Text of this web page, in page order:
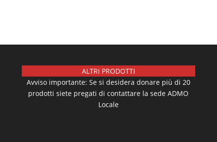
ALTRI PRODOTTI
Avviso importante: Se si desidera donare più di 20
prodotti siete pregati di contattare la sede ADMO
Locale